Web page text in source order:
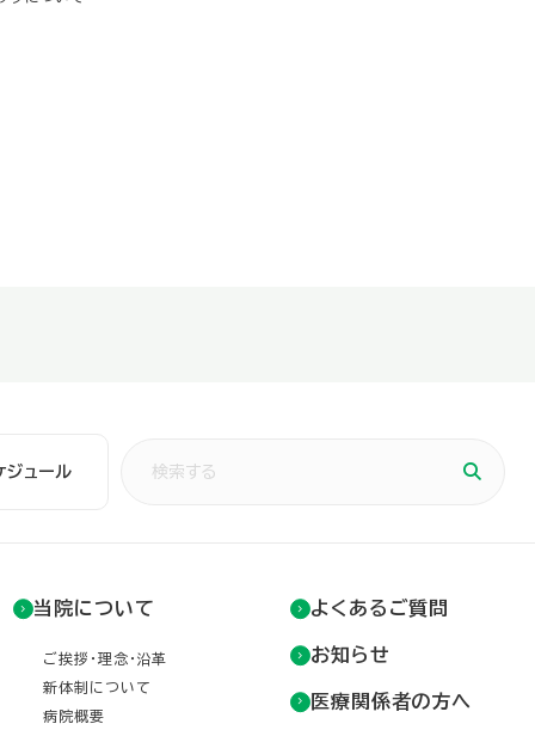
ジュール
当院について
ご挨拶・理念・沿革
新体制について
病院概要
よくあるご質問
お知らせ
医療関係者の方へ